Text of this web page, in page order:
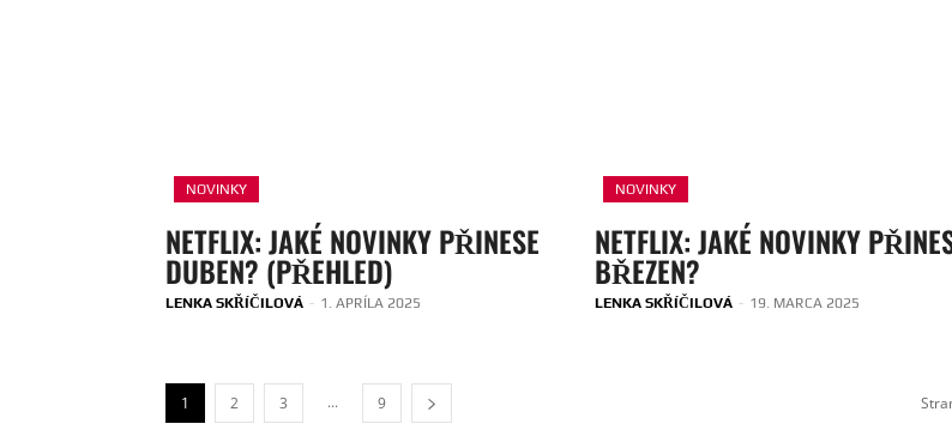
NOVINKY
NETFLIX: JAKÉ NOVINKY PŘINESE
DUBEN? (PŘEHLED)
LENKA SKŘÍČILOVÁ - 1. APRÍLA 2025
NOVINKY
NETFLIX: JAKÉ NOVINKY
BŘEZEN?
LENKA SKŘÍČILOVÁ - 19. MARCA 2025
1 2 3 ... 9